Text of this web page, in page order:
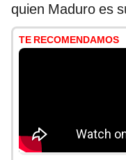
quien Maduro es
TE RECOMENDAMOS